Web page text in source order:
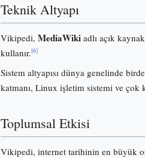
Teknik Altyapı
Vikipedi, MediaWiki adlı açık
kullanır.[6]
Sistem altyapısı dünya genelinde
katmanı, Linux işletim sistemi ve çok
Toplumsal Etkisi
Vikipedi, internet tarihinin en büyük